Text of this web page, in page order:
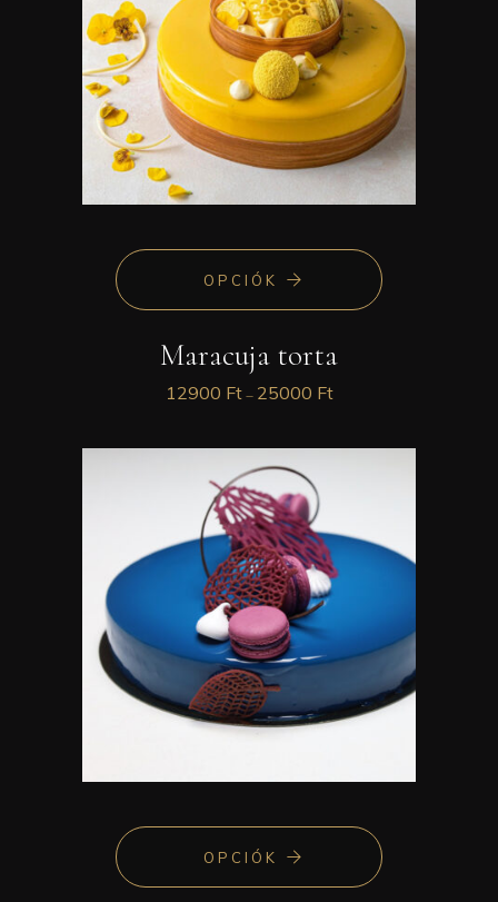
OPCIÓK
Maracuja torta
12900 Ft – 25000 Ft
OPCIÓK